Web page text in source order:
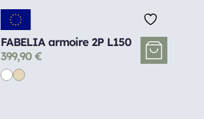
FABELIA armoire 2P L150
399,90 €